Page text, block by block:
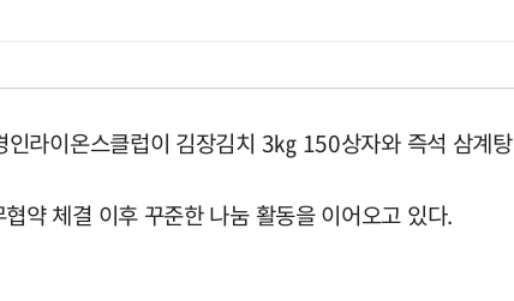
라이온스클럽이 김장김치 3㎏ 150상자와 즉석 삼계
약 체결 이후 꾸준한 나눔 활동을 이어오고 있다.